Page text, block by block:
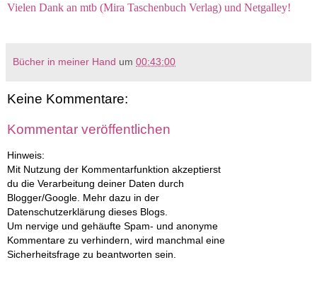
Vielen Dank an mtb (Mira Taschenbuch Verlag) und Netgalley!
Bücher in meiner Hand um 00:43:00
Keine Kommentare:
Kommentar veröffentlichen
Hinweis:
Mit Nutzung der Kommentarfunktion akzeptierst
du die Verarbeitung deiner Daten durch
Blogger/Google. Mehr dazu in der
Datenschutzerklärung dieses Blogs.
Um nervige und gehäufte Spam- und anonyme
Kommentare zu verhindern, wird manchmal eine
Sicherheitsfrage zu beantworten sein.